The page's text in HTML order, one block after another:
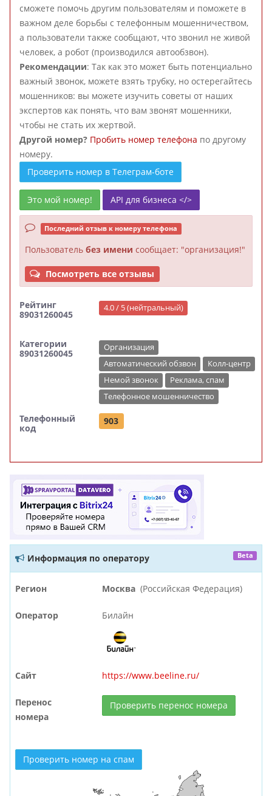
сможете помочь другим пользователям и поможете в
важном деле борьбы с телефонным мошенничеством,
а пользователи также сообщают, что звонил не живой
человек, а робот (производился автообзвон).
Рекомендации: Так как это может быть потенциально
важный звонок, можете взять трубку, но остерегайтесь
мошенников: вы можете изучить советы от наших
экспертов как понять, что вам звонят мошенники,
чтобы не стать их жертвой.
Другой номер? Пробить номер телефона по другому
номеру.
Проверить номер в Телеграм-боте
Это мой номер! API для бизнеса </>
Последний отзыв к номеру телефона
Пользователь без имени сообщает: "организация!"
Посмотреть все отзывы
Рейтинг
89031260045
4.0 / 5 (нейтральный)
Категории
89031260045
Организация
Автоматический обзвон
Колл-центр
Немой звонок
Реклама, спам
Телефонное мошенничество
Телефонный
код
903
Информация по оператору Beta
Регион Москва (Российская Федерация)
Оператор Билайн
Сайт https://www.beeline.ru/
Перенос
номера
Проверить перенос номера
Проверить номер на спам